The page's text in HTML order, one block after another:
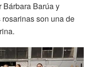
Bárbara Barúa y
son una de